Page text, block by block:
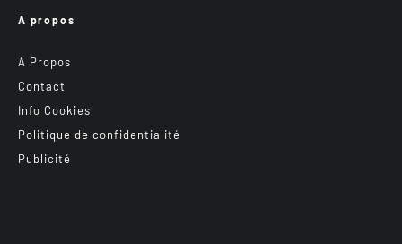
A propos
A Propos
Contact
Info Cookies
Politique de confidentialité
Publicité